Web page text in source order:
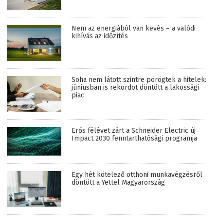
Nem az energiából van kevés – a valódi
kihívás az időzítés
Soha nem látott szintre pörögtek a hitelek:
júniusban is rekordot döntött a lakossági
piac
Erős félévet zárt a Schneider Electric új
Impact 2030 fenntarthatósági programja
Egy hét kötelező otthoni munkavégzésről
döntött a Yettel Magyarország